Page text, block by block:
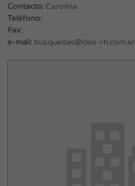
Contacto: Carolina
Teléfono:
Fax:
e-mail: busquedas@dos-rh.com.ar